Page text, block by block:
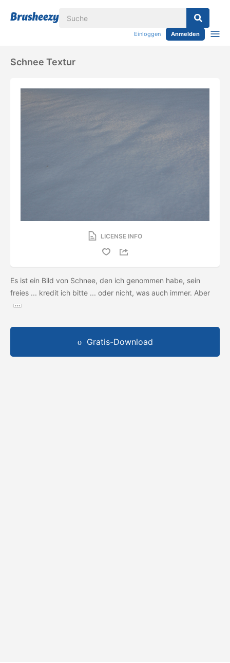
Einloggen Anmelden
Schnee Textur
LICENSE INFO
Es ist ein Bild von Schnee, den ich genommen habe, sein
freies ... kredit ich bitte ... oder nicht, was auch immer. Aber
Gratis-Download